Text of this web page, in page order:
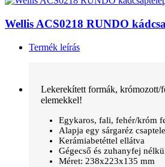
Wellis ACS0218 RUNDO
Termék leírás
Lekerekített formák, krómozott/
elemekkel!
Egykaros, fali, fehér/króm
Alapja egy sárgaréz
Kerámiabetéttel ellátva
Gégecső és zuhanyfej
Méret: 238x223x135 mm